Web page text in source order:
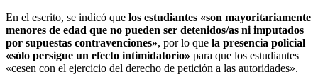
En el escrito, se indicó que los estudiantes «son mayoritariamente
menores de edad que no pueden ser detenidos/as ni imputados
por supuestas contravenciones», por lo que la presencia policial
«sólo persigue un efecto intimidatorio» para que los estudiantes
«cesen con el ejercicio del derecho de petición a las autoridades».